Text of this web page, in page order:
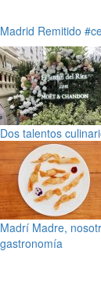
Madrid Remitido
Dos talentos
Madrí Madre,
gastronomía